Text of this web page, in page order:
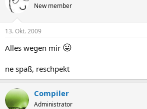
New member
13. Okt. 2009
Alles wegen mir 😛
ne spaß, reschpekt
Compiler
Administrator